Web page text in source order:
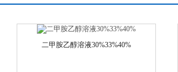
二甲胺乙醇溶液30%33%40%